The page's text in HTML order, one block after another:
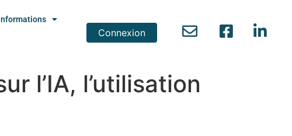
Connexion
l’IA, l’utilisation